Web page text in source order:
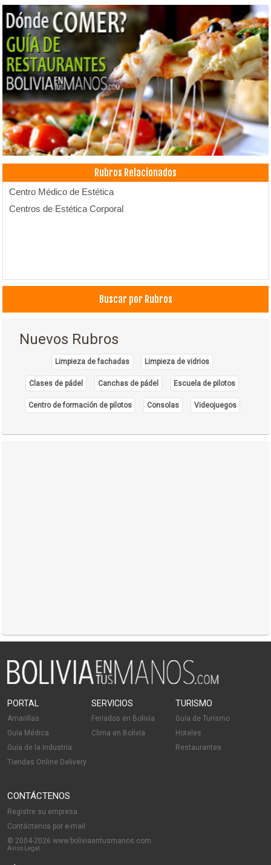
Rubros Relacionados
Centro Médico de Estética
Centros de Estética Corporal
Buscar por Rubros
Nuevos Rubros
Limpieza de fachadas Limpieza de vidrios
Clases de pádel Canchas de pádel Escuela de pilotos
Centro de formación de pilotos Consolas Videojuegos
PORTAL
Amarillas
Guía Médica
Guía de la Industria
Tiendas Online Delivery
SERVICIOS
Feriados en Bolivia
Clima en Bolivia
TURISMO
Guía de Turismo
Hoteles
Restaurantes
CONTÁCTENOS
Registre su empresa
Contáctenos por e-mail
© 2004-2026 www.boliviaentusmanos.com
Aviso Legal